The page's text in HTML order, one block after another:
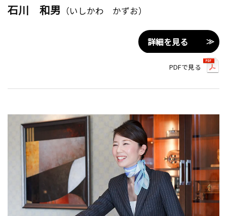
石川 和男 （いしかわ かずお）
詳細を見る
PDFで見る